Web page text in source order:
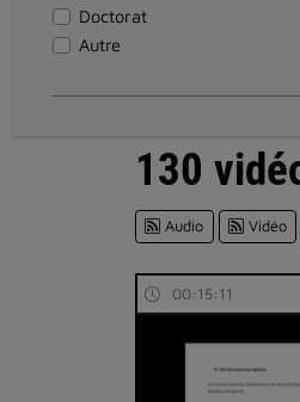
Institutionnel
Magazines
Spectacles et Expositions
Témoignages
Tutoriel
Visites en vidéo
Doctorat
Autre
130
Audio Vidéo
00:15:11